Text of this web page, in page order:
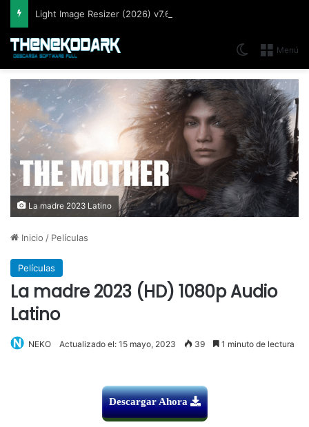
Menú
Switch skin
La madre 2023 Latino
Inicio / Películas
Películas
La madre 2023 (HD) 1080p Audio
Latino
NEKO Actualizado el: 15 mayo, 2023 39 1 minuto de lectura
Descargar Ahora